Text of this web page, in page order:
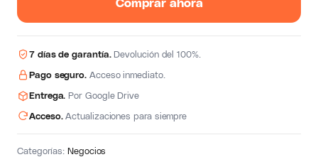
7 días de garantía.Devolución del 100%.
Pago seguro. Acceso inmediato.
Entrega. Por Google Drive
Acceso.Actualizaciones para siempre
Categorías:Negocios